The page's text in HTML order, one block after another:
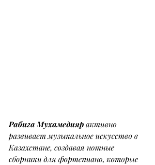
Рабига Мухамедияр активно
развивает музыкальное искусство в
Казахстане, создавая нотные
сборники для фортепиано, которые